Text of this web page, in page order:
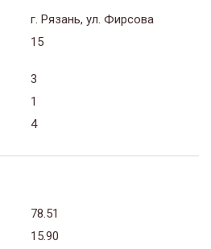
г. Рязань, ул. Фирсова
15
3
1
4
78.51
15.90